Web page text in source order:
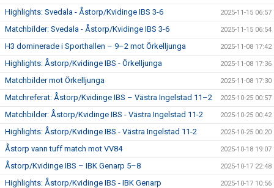
Highlights: Svedala - Åstorp/Kvidinge IBS 3-6 2025-11-15 06:57
Matchbilder: Svedala - Åstorp/Kvidinge IBS 3-6 2025-11-15 06:54
H3 dominerade i Sporthallen – 9–2 mot Örkelljunga 2025-11-08 17:42
Highlights: Åstorp/Kvidinge IBS - Örkelljunga 2025-11-08 17:36
Matchbilder mot Örkelljunga 2025-11-08 17:30
Matchreferat: Åstorp/Kvidinge IBS – Västra Ingelstad 11–2 2025-10-25 00:57
Matchbilder: Åstorp/Kvidinge IBS - Västra Ingelstad 11-2 2025-10-25 00:42
Highlights: Åstorp/Kvidinge IBS - Västra Ingelstad 11-2 2025-10-25 00:20
Åstorp vann tuff match mot VV84 2025-10-18 19:07
Åstorp/Kvidinge IBS – IBK Genarp 5–8 2025-10-17 22:48
Highlights: Åstorp/Kvidinge IBS - IBK Genarp 2025-10-17 10:56